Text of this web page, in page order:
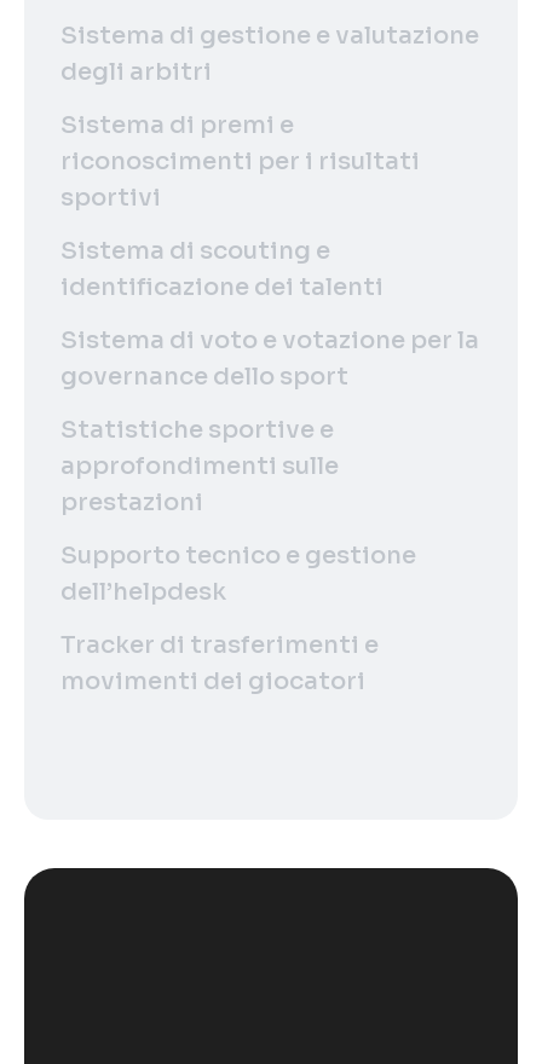
Sistema di gestione e valutazione
degli arbitri
Sistema di premi e
riconoscimenti per i risultati
sportivi
Sistema di scouting e
identificazione dei talenti
Sistema di voto e votazione per la
governance dello sport
Statistiche sportive e
approfondimenti sulle
prestazioni
Supporto tecnico e gestione
dell’helpdesk
Tracker di trasferimenti e
movimenti dei giocatori